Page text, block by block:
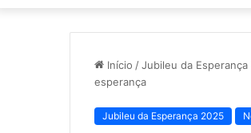
Início /Jubileu da Esperança
esperança
Jubileu da Esperança 2025